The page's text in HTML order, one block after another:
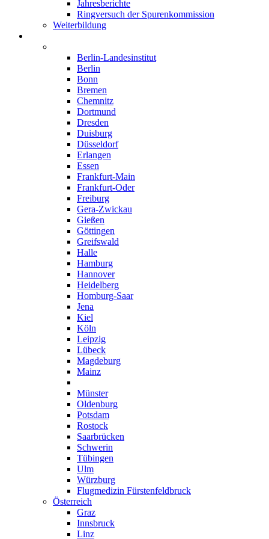
Jahresberichte
Ringversuch der Spurenkommission
Weiterbildung
Berlin-Landesinstitut
Berlin
Bonn
Bremen
Chemnitz
Dortmund
Dresden
Duisburg
Düsseldorf
Erlangen
Essen
Frankfurt-Main
Frankfurt-Oder
Freiburg
Gera-Zwickau
Gießen
Göttingen
Greifswald
Halle
Hamburg
Hannover
Heidelberg
Homburg-Saar
Jena
Kiel
Köln
Leipzig
Lübeck
Magdeburg
Mainz
Münster
Oldenburg
Potsdam
Rostock
Saarbrücken
Schwerin
Tübingen
Ulm
Würzburg
Flugmedizin Fürstenfeldbruck
Österreich
Graz
Innsbruck
Linz